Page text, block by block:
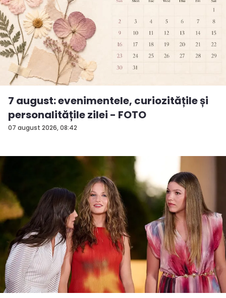
07 august 2026, 08:42
7 august: evenimentele, curiozitățile și
personalitățile zilei - FOTO